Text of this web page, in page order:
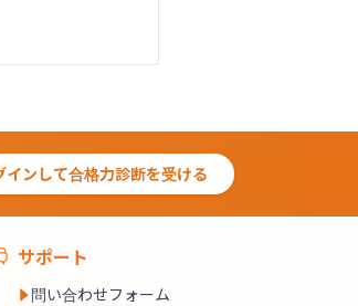
インして合格力診断を受ける
サポート
問い合わせフォーム